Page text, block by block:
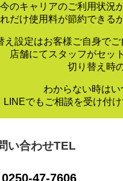
今のキャリアのご利用状況
だけ使用料が節約できる
え設定はお客様ご自身で
店舗にてスタッフがセッ
切り替え時
わからない時はい
LINEでもご相談を受け付
い合わせTEL
0250-47-7606